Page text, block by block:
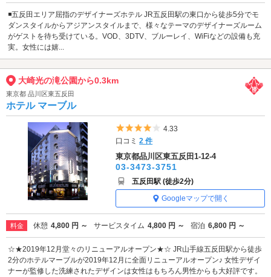
◾️五反田エリア屈指のデザイナーズホテル JR五反田駅の東口から徒歩5分でモ
ダンスタイルからアジアンスタイルまで、様々なテーマのデザイナーズルーム
がゲストを待ち受けている。VOD、3DTV、ブルーレイ、WiFiなどの設備も充
実。女性には嬉...
大崎光の滝公園から0.3km
東京都 品川区東五反田
ホテル マーブル
5つ星のうち4
4.33
口コミ2 件
東京都品川区東五反田1-12-4
03-3473-3751
五反田駅 (徒歩2分)
Googleマップで開く
料金 休憩 4,800 円 ～ サービスタイム 4,800 円 ～ 宿泊 6,800 円 ～
☆★2019年12月堂々のリニューアルオープン★☆ JR山手線五反田駅から徒歩
2分のホテルマーブルが2019年12月に全面リニューアルオープン♪ 女性デザイ
ナーが監修した洗練されたデザインは女性はもちろん男性からも大好評です。